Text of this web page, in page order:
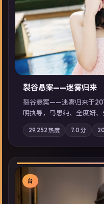
裂谷悬案——迷雾归来
裂谷悬案——迷雾归来于
明执导，马思纯、全度妍
轴，两代人的执念在暴风
质；站内亦可通过「国产
同类型高分佳作，畅享高
29,252 热度 7.0 分
台